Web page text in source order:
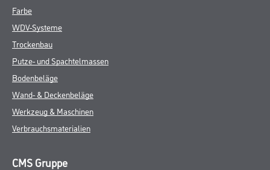
Farbe
WDV-Systeme
Trockenbau
Putze- und Spachtelmassen
Bodenbeläge
Wand- & Deckenbeläge
Werkzeug & Maschinen
Verbrauchsmaterialien
CMS Gruppe